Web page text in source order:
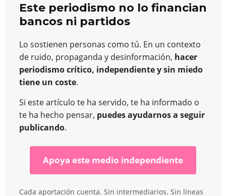
Este periodismo no lo financian
bancos ni partidos
Lo sostienen personas como tú. En un contexto
de ruido, propaganda y desinformación, hacer
periodismo crítico, independiente y sin miedo
tiene un coste.
Si este artículo te ha servido, te ha informado o
te ha hecho pensar, puedes ayudarnos a seguir
publicando.
Apoya este medio independiente
Cada aportación cuenta. Sin intermediarios. Sin líneas